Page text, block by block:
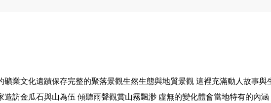
業文化遺蹟保存完整的聚落景觀生然生態與地質景觀 這裡充滿動人故事與
訪金瓜石與山為伍 傾聽雨聲觀賞山霧飄渺 虛無的變化體會當地特有的內涵